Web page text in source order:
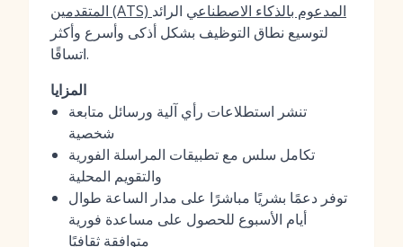
المتقدمين (ATS) المدعوم بالذكاء الاصطناعي الرائد
لتوسيع نطاق التوظيف بشكل أذكى وأسرع وأكثر
اتساقًا.
المزايا
تنشر استطلاعات رأي آلية ورسائل متابعة
شخصية
تكامل سلس مع تطبيقات المراسلة الفورية
والتقويم المحلية
توفر دعمًا بشريًا مباشرًا على مدار الساعة طوال
أيام الأسبوع للحصول على مساعدة فورية
متوافقة ثقافيًا